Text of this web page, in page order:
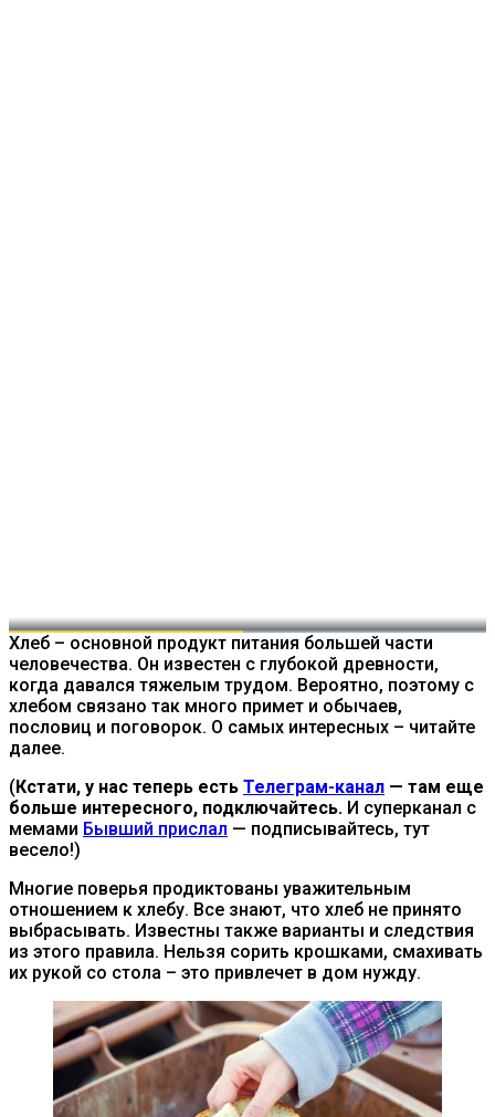
Хлеб – основной продукт питания большей части
человечества. Он известен с глубокой древности,
когда давался тяжелым трудом. Вероятно, поэтому с
хлебом связано так много примет и обычаев,
пословиц и поговорок. О самых интересных – читайте
далее.
(Кстати, у нас теперь есть Телеграм-канал — там еще
больше интересного, подключайтесь. И суперканал с
мемами Бывший прислал — подписывайтесь, тут
весело!)
Многие поверья продиктованы уважительным
отношением к хлебу. Все знают, что хлеб не принято
выбрасывать. Известны также варианты и следствия
из этого правила. Нельзя сорить крошками, смахивать
их рукой со стола – это привлечет в дом нужду.